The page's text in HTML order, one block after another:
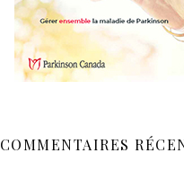
COMMENTAIRES